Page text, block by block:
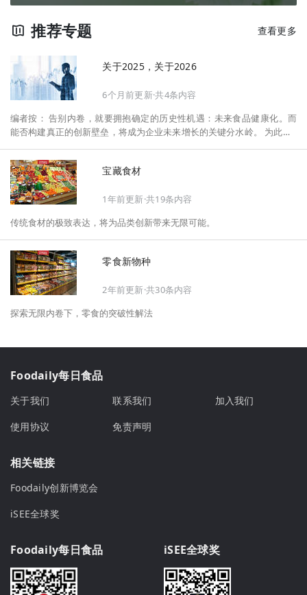
推荐专题 查看更多
关于2025，关于2026
6个月前更新·共4条内容
编者按： 告别内卷，就要拥抱确定的历史性机遇：未来食品健康化。而
能否构建真正的创新壁垒，将成为企业未来增长的关键分水岭。 为此，F
将以“创新产品”透视“未来机会”，以全球视野探寻中国机遇、增长解法，
拆解年度标杆的增长逻辑与谋篇布局，深挖“药食同源”“低GI”“老龄营
养”“清洁标签”等热门赛道的爆品基因，从趋势预判、品类创新、未来增长
机会、企业战略布局以及渠道变革等，为行业提供务实、前瞻的开年创新
宝藏食材
1年前更新·共19条内容
传统食材的极致表达，将为品类创新带来无限可能。
零食新物种
2年前更新·共30条内容
探索无限内卷下，零食的突破性解法
Foodaily每日食品
关于我们 联系我们
加入我们
使用协议
免责声明
相关链接
Foodaily创新博览会
iSEE全球奖
Foodaily每日食品 iSEE全球奖